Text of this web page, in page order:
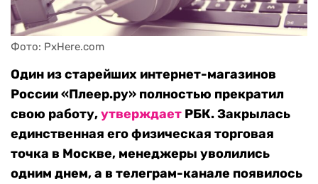
Фото: PxHere.com
Один из старейших интернет-магазинов
России «Плеер.ру» полностью прекратил
свою работу,утверждает РБК. Закрылась
единственная его физическая торговая
точка в Москве, менеджеры уволились
одним днем, а в телеграм-канале появилось